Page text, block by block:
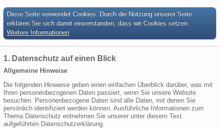
Diese Seite verwendet Cookies. Durch die Nutzung unserer Seite
erklären Sie sich damit einverstanden, dass wir Cookies setzen.
Weitere Informationen
1. Datenschutz auf einen Blick
Allgemeine Hinweise
Die folgenden Hinweise geben einen einfachen Überblick darüber, was mit
Ihren personenbezogenen Daten passiert, wenn Sie unsere Website
besuchen. Personenbezogene Daten sind alle Daten, mit denen Sie
persönlich identifiziert werden können. Ausführliche Informationen zum
Thema Datenschutz entnehmen Sie unserer unter diesem Text
aufgeführten Datenschutzerklärung.